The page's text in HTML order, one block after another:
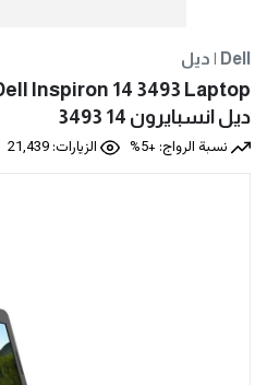
ديل | Dell
Inspiron 14 3493 Laptop
ديل انسبايرون 14 3493
نسبة الرواج: +5%
الزيارات: 21,439